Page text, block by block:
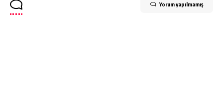
Yorum yapılmamış